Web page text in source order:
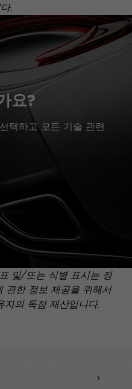
.
요?
택하고 모든 기술 관련
및/또는 식별 표시는 정
관한 정보 제공을 위해서
자의 독점 재산입니다.